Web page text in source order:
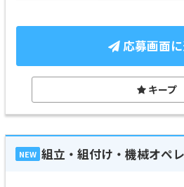
応募画面
キープ
NEW 組立・組付け・機械オペ